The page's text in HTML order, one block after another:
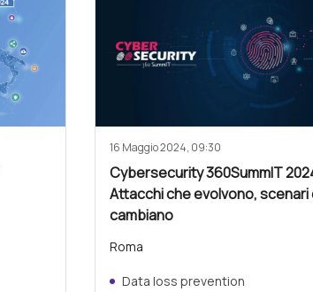
16 Maggio 2024, 09:30
Cybersecurity 360SummIT
Attacchi che evolvono, scenari
cambiano
Roma
Data loss prevention